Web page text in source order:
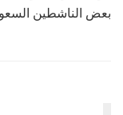
بعض الناشطين